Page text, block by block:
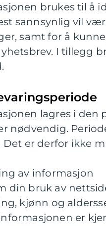
brukes til å
sannsynlig vil
samt for å
I tillegg
lagres i den
nødvendig.
Det er derfor ikke
av informasjon
din bruk av
kjønn og
er